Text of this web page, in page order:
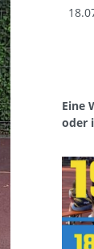
Eine
oder